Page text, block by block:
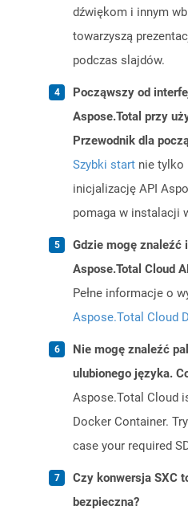
dźwiękom i innym
towarzyszą
podczas slajdów.
Począwszy od
Aspose.Total przy
Przewodnik dla
Szybki start nie tylko
inicjalizację API
pomaga w instalacji
Gdzie mogę znaleźć
Aspose.Total Cloud
Pełne informacje o
Aspose.Total Cloud
Nie mogę znaleźć
ulubionego języka.
Aspose.Total Cloud
Docker Container.
case your required
Czy konwersja SXC
bezpieczna?